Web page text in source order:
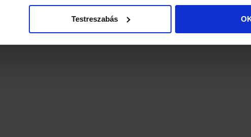
Testreszabás